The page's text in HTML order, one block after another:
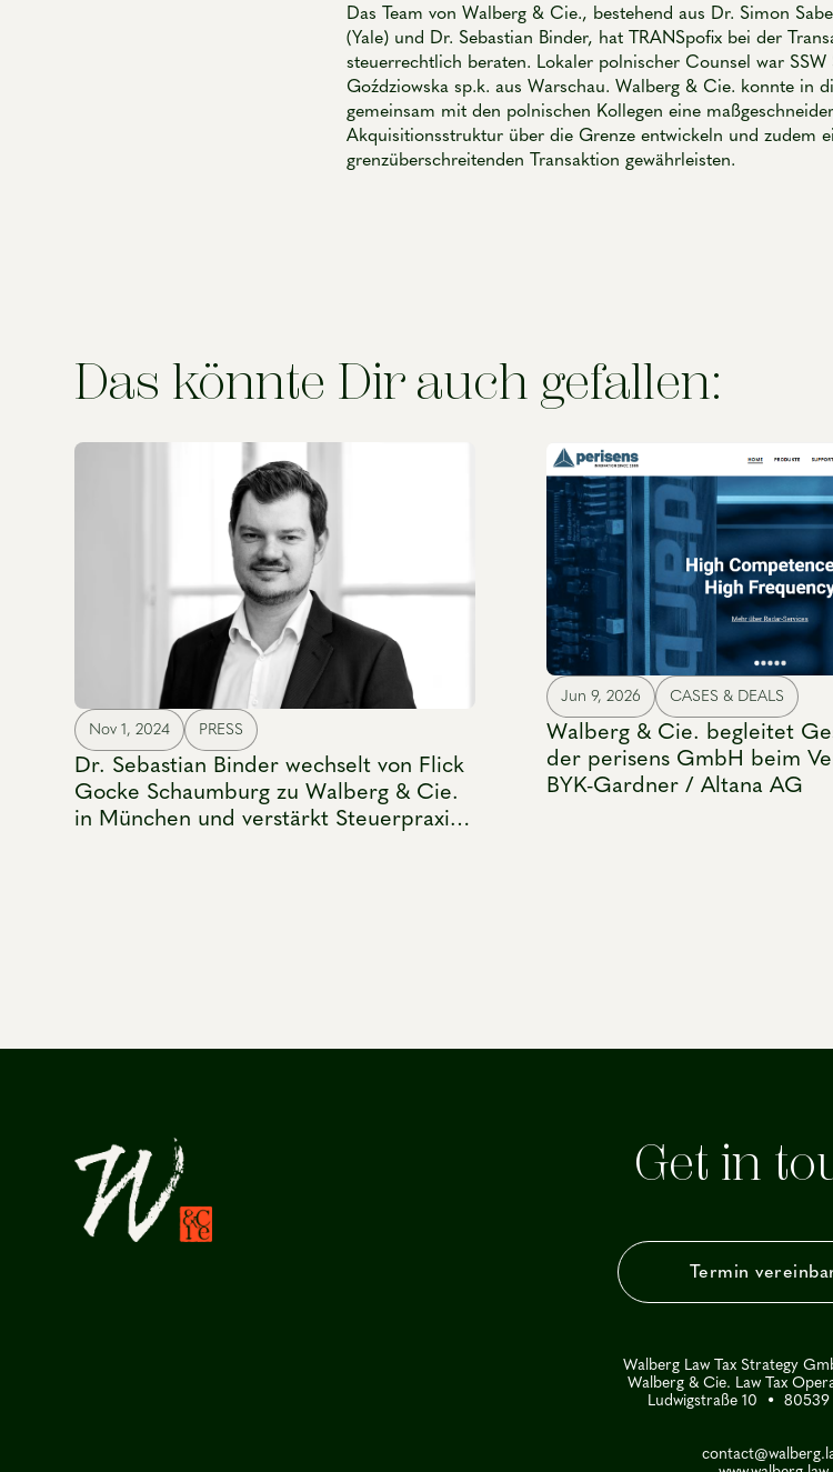
Das Team von Walberg & Cie., bestehend aus Dr. Simon
(Yale) und Dr. Sebastian Binder, hat TRANSpofix bei der
steuerrechtlich beraten. Lokaler polnischer Counsel war SSW
Goździowska sp.k. aus Warschau. Walberg & Cie. konnte in
gemeinsam mit den polnischen Kollegen eine
Akquisitionsstruktur über die Grenze entwickeln und zudem
grenzüberschreitenden Transaktion gewährleisten.
Das könnte Dir auch gefallen:
Nov 1, 2024 PRESS
Dr. Sebastian Binder wechselt von Flick
Gocke Schaumburg zu Walberg & Cie.
in München und verstärkt Steuerpraxis
Jun 9, 2026 CASES & DEALS
Walberg & Cie. begleitet
der perisens GmbH beim
BYK-Gardner / Altana AG
Get in
Termin
Walberg Law Tax Strategy
Walberg & Cie. Law Tax
Ludwigstraße 10 • 80539